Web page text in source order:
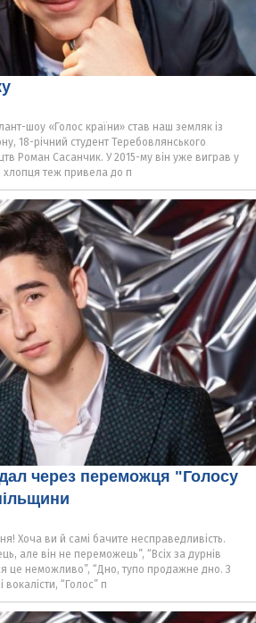
шоу «Голос країни» став наш земляк із
18-річний студент Теребовлянського
Роман Сасанчик. У 2015-му він уже виграв у
хлопця теж привела до п
через переможця "Голосу
Хоча ви й самі бачите несправедливість.
але він не переможець”, “Всіх за дурнів
це неможливо”, “Дно, тупо продажне дно. З
“Голос” п